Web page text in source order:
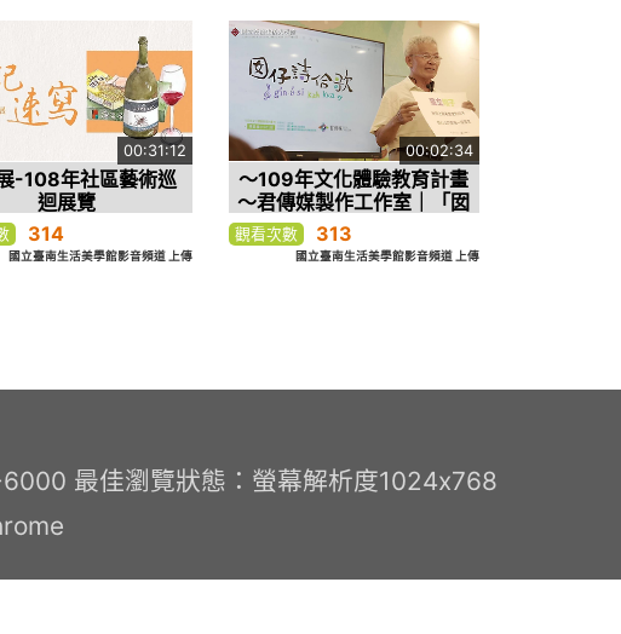
00:31:12
-108年社區藝術巡
迴展覽
314
國立臺南生活美學館影音頻道 上傳
00:02:34
～109年文化體驗教育計畫
～君傳媒製作工作室｜「囡
仔詩佮歌」廣播劇Ｘ定格動
畫
觀看次數 313
國立臺南生活美學館影音頻道 上傳
最佳瀏覽狀態：螢幕解析度1024x768